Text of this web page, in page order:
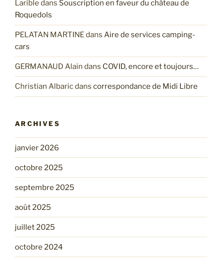
Larible dans Souscription en faveur du château de
Roquedols
PELATAN MARTINEdans Aire de services camping-
cars
GERMANAUD Alain dans COVID, encore et toujours…
Christian Albaricdans correspondance de Midi Libre
ARCHIVES
janvier 2026
octobre 2025
septembre 2025
août 2025
juillet 2025
octobre 2024